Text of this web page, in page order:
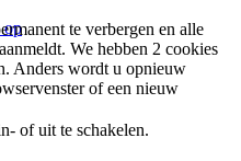
op
te verbergen en alle
We hebben 2 cookies
Anders wordt u opnieuw
of een nieuw
of uit te schakelen.